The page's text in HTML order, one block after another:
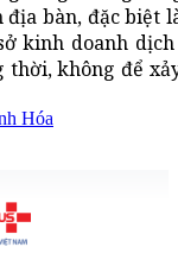
địa bàn, đặc
kinh doanh
thời, không để
Hóa